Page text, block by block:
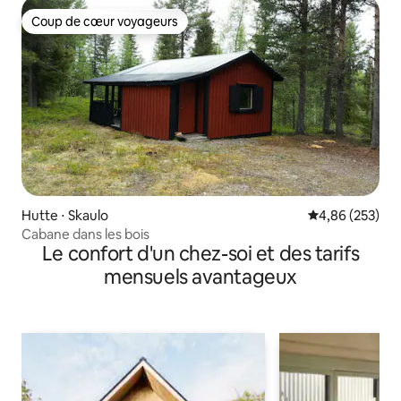
Coup de cœur voyageurs
Coup de cœur voyageurs
Hutte ⋅ Skaulo Évaluation
4,86 (253)
Cabane dans les bois
Le confort d'un chez-soi et des tarifs
mensuels avantageux